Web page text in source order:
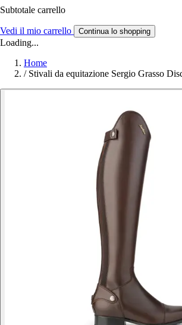
Subtotale carrello
Vedi il mio carrello Continua lo shopping
Loading...
Home
/ Stivali da equitazione Sergio Grasso